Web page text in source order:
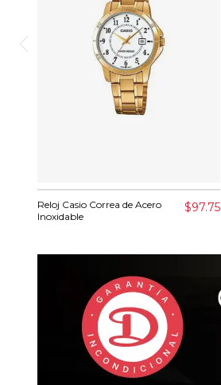
Reloj Casio Correa de Acero
Inoxidable
$97.75